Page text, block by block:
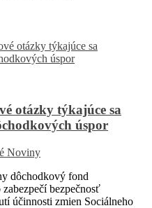
otázky týkajúce sa
úspor
Noviny
dôchodkový fond
bezpečnosť
účinnosti zmien Sociálneho